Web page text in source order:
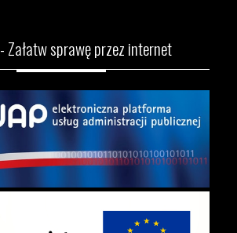
- Załatw sprawę przez internet